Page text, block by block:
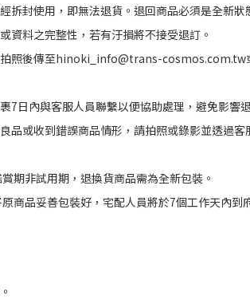
拆封使用，即無法退貨。退回商品必須是全新
資料之完整性，若有汙損將不接受退訂。
拍照後傳至hinoki_info@trans-cosmos.com.tw
7日內與客服人員聯繫以便協助處理，避免影響
品或收到錯誤商品情形，請拍照或錄影並透過
期非試用期，退換貨商品需為全新包裝。
商品妥善包裝好，宅配人員將於7個工作天內到